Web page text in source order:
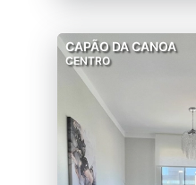
CAPÃO DA CANOA
CENTRO